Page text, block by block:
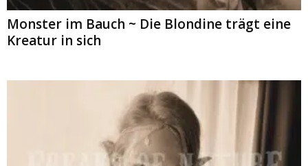
Monster im Bauch ~ Die Blondine trägt eine
Kreatur in sich